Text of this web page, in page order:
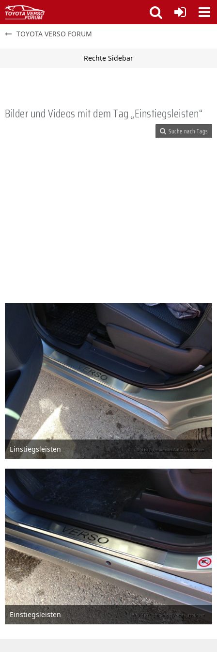
TOYOTA VERSO FORUM
Bilder und Videos mit dem Tag „Einstiegsleisten“
Suche nach Tags
Einstiegsleisten
2. Dezember 2013
Einstiegsleisten
2. Dezember 2013